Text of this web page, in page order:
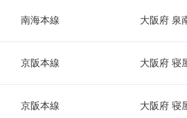
南海本線 大阪府 泉
京阪本線 大阪府 寝
京阪本線 大阪府 寝